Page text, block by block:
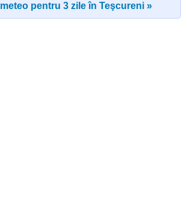
pentru 3 zile în Teşcureni »